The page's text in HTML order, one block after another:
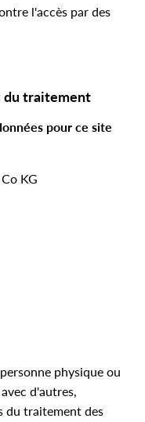
l'accès par des
du traitement
pour ce site
KG
physique ou
d'autres,
du traitement des